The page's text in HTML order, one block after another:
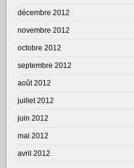
décembre 2012
novembre 2012
octobre 2012
septembre 2012
août 2012
juillet 2012
juin 2012
mai 2012
avril 2012